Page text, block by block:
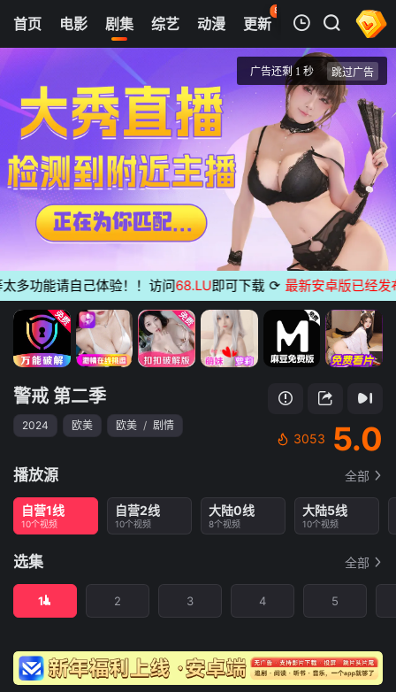
首页 电影 剧集 综艺 动漫 更新
84
热榜 APP
我的观影记录
警戒 第二季
清空
能请自己体验！！访问 68.LU即可下载 ⟳ 最新安卓版已经发布无
警戒 第二季
2024 欧美 欧美 / 剧情
3053 5.0
播放源 全部
自营1线
10个视频
自营2线
10个视频
大陆0线
8个视频
大陆5线
10个视频
选集 全部
1 2 3 4 5